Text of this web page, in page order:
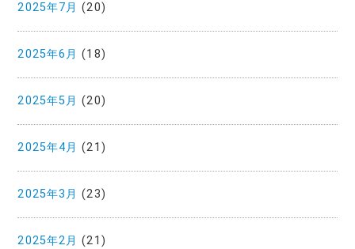
2025年7月 (20)
2025年6月 (18)
2025年5月 (20)
2025年4月 (21)
2025年3月 (23)
2025年2月 (21)